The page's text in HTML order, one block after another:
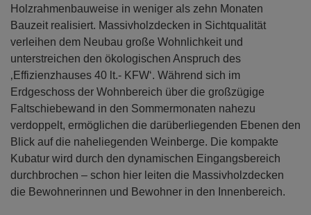
Holzrahmenbauweise in weniger als zehn Monaten
Bauzeit realisiert. Massivholzdecken in Sichtqualität
verleihen dem Neubau große Wohnlichkeit und
unterstreichen den ökologischen Anspruch des
‚Effizienzhauses 40 lt.- KFW‘. Während sich im
Erdgeschoss der Wohnbereich über die großzügige
Faltschiebewand in den Sommermonaten nahezu
verdoppelt, ermöglichen die darüberliegenden Ebenen den
Blick auf die naheliegenden Weinberge. Die kompakte
Kubatur wird durch den dynamischen Eingangsbereich
durchbrochen – schon hier leiten die Massivholzdecken
die Bewohnerinnen und Bewohner in den Innenbereich.